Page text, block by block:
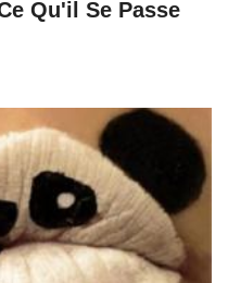
Qu'il Se Passe